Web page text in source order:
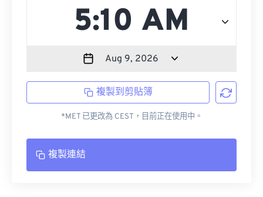
複製到剪貼簿
*MET 已更改為 CEST，目前正在使用中。
複製連結